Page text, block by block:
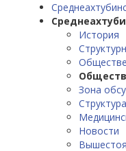
История
Зона
Структура
Новости